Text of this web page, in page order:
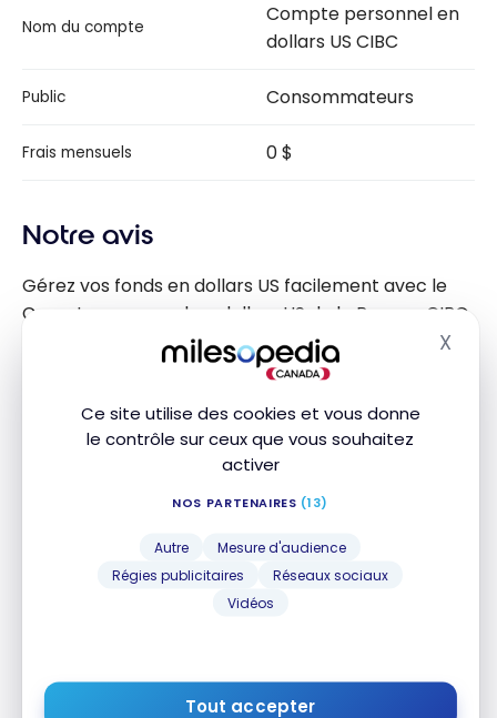
Ce site utilise des cookies et vous donne
le contrôle sur ceux que vous souhaitez
activer
NOS PARTENAIRES (13)
Autre
Mesure d'audience
Régies publicitaires
Réseaux sociaux
Vidéos
Tout accepter
X
Nom du compte
Compte personnel en
dollars US CIBC
Public Consommateurs
Frais mensuels 0 $
Notre avis
Gérez vos fonds en dollars US facilement avec le
Compte personnel en dollars US de la Banque CIBC.
Profitez d’intérêts sur chaque dollar épargné sans
Accédez rapidement à vos fonds en dollars US via
chèques et guichets automatiques, et évitez les
fluctuations des taux de change.
Comptes bancaires alternatifs